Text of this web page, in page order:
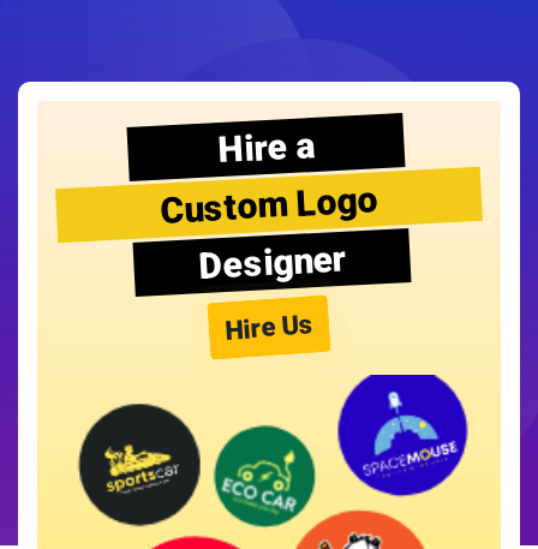
Hire a
Custom Logo
Designer
Hire Us